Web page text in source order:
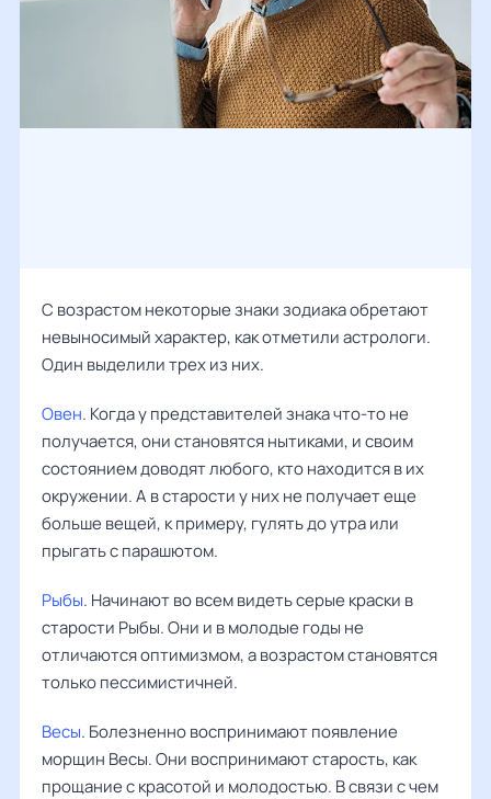
С возрастом некоторые знаки зодиака обретают
невыносимый характер, как отметили астрологи.
Один выделили трех из них.
Овен. Когда у представителей знака что-то не
получается, они становятся нытиками, и своим
состоянием доводят любого, кто находится в их
окружении. А в старости у них не получает еще
больше вещей, к примеру, гулять до утра или
прыгать с парашютом.
Рыбы. Начинают во всем видеть серые краски в
старости Рыбы. Они и в молодые годы не
отличаются оптимизмом, а возрастом становятся
только пессимистичней.
Весы. Болезненно воспринимают появление
морщин Весы. Они воспринимают старость, как
прощание с красотой и молодостью. В связи с чем